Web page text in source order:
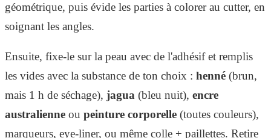
géométrique, puis évide les parties à colorer au cutter, en
soignant les angles.
Ensuite, fixe-le sur la peau avec de l'adhésif et remplis
les vides avec la substance de ton choix : henné (brun,
mais 1 h de séchage), jagua (bleu nuit), encre
australienne ou peinture corporelle (toutes couleurs),
marqueurs, eye-liner, ou même colle + paillettes. Retire